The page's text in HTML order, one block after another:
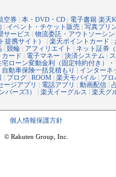
空券 | 本・DVD・CD | 電子書籍 楽天
| イベント・チケット販売 | 写真プリ
サービス | 物流委託・アウトソーシン
提携サイト） | 楽天ポイントカード |
| 競輪 | アフィリエイト | ネット証券
カード | 電子マネー | 決済システム |
宅ローン変動金利（固定特約付き）・
自動車保険一括見積もり | インターネ
| ブログ | ROOM | 楽天モバイル | プロ
ージアプリ | 電話アプリ | 動画配信 |
バーズ3） | 楽天イーグルス | 楽天グ
個人情報保護方針
© Rakuten Group, Inc.